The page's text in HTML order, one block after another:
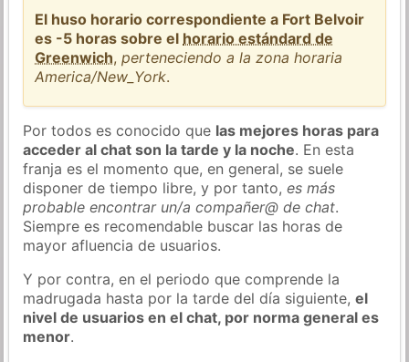
El huso horario correspondiente a Fort Belvoir
es -5 horas sobre el horario estándard de
Greenwich,perteneciendo a la zona horaria
America/New_York.
Por todos es conocido que las mejores horas para
acceder al chat son la tarde y la noche. En esta
franja es el momento que, en general, se suele
disponer de tiempo libre, y por tanto,es más
probable encontrar un/a compañer@ de chat.
Siempre es recomendable buscar las horas de
mayor afluencia de usuarios.
Y por contra, en el periodo que comprende la
madrugada hasta por la tarde del día siguiente,el
nivel de usuarios en el chat, por norma general es
menor.